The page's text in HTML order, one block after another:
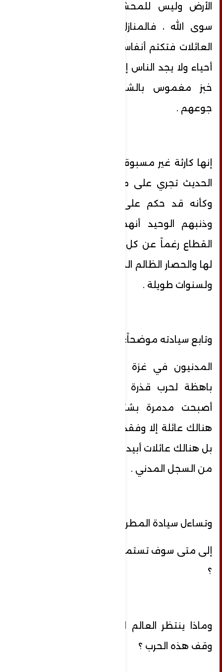
الأرض وليس للمحشورين في المحرقة
سوى الله ، فالمنازل تهدم على رؤوس
العائلات فتكتم أنفاسهم تحت الركام وهم
أحياء ولا يجد الناس إلا ما تبقى من فتات
خبز مغموس بالشاي لكي يسدوا به
جوعهم .
إنها كارثة غير مسبوقة في التاريخ البشري
الحديث تجري على مرأى ومسمع العالم
وكأنه قد حكم على أهل غزة بالإعدام
وذنبهم الوحيد أنهم غزيون بقيوا في
القطاع رغماً عن كل الحروب التي تعرضوا
لها والحصار الظالم الذي عانى منه القطاع
ولسنوات طويلة .
وتابع سيادته موضحاً:
المدنيون في غزة هم يدفعون فاتورة
باهظة لحرب قذرة فرضت عليهم وغزة
أصبحت مدمرة بشكل كامل ولا توجد
هنالك عائلة إلا وفقدت أحداً من أبنائها لا
بل هنالك عائلات أبيدت بشكل كلي وخرجت
من السجل المدني .
وتساءل سيادة المطران عطاالله حنا:
إلى متى سوف تستمر هذه الكارثة في غزة
؟
وماذا ينتظر العالم لكي يتحرك من أجل
وقف هذه الحرب ؟